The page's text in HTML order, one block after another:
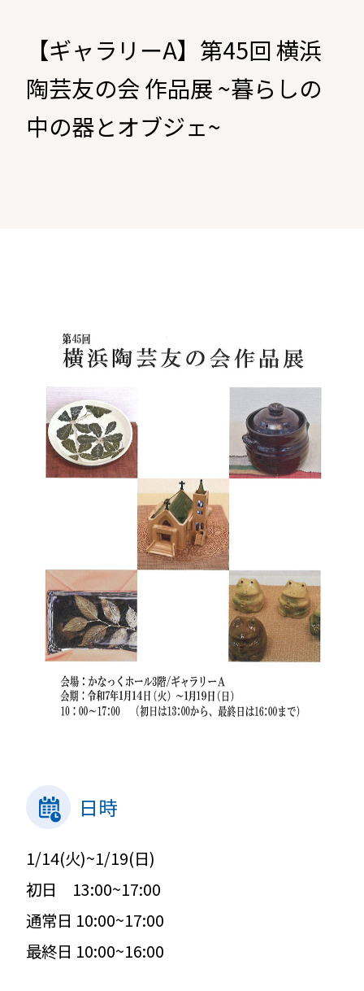
【ギャラリーA】第45回 横浜
陶芸友の会 作品展 ~暮らしの
中の器とオブジェ~
日時
1/14(火)~1/19(日)
初日 13:00~17:00
通常日 10:00~17:00
最終日 10:00~16:00